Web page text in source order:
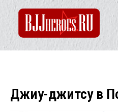
Джиу-джитсу в